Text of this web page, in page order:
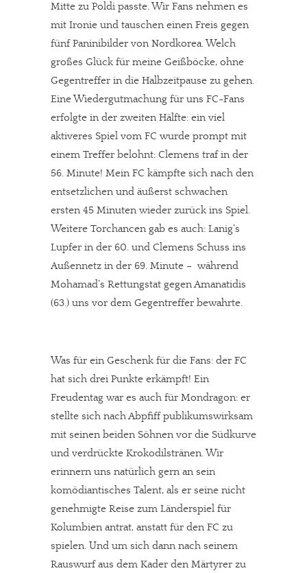
Mitte zu Poldi passte. Wir Fans nehmen es
mit Ironie und tauschen einen Freis gegen
fünf Paninibilder von Nordkorea. Welch
großes Glück für meine Geißböcke, ohne
Gegentreffer in die Halbzeitpause zu gehen.
Eine Wiedergutmachung für uns FC-Fans
erfolgte in der zweiten Hälfte: ein viel
aktiveres Spiel vom FC wurde prompt mit
einem Treffer belohnt: Clemens traf in der
56. Minute! Mein FC kämpfte sich nach den
entsetzlichen und äußerst schwachen
ersten 45 Minuten wieder zurück ins Spiel.
Weitere Torchancen gab es auch: Lanig’s
Lupfer in der 60. und Clemens Schuss ins
Außennetz in der 69. Minute – während
Mohamad’s Rettungstat gegen Amanatidis
(63.) uns vor dem Gegentreffer bewahrte.
Was für ein Geschenk für die Fans: der FC
hat sich drei Punkte erkämpft! Ein
Freudentag war es auch für Mondragon: er
stellte sich nach Abpfiff publikumswirksam
mit seinen beiden Söhnen vor die Südkurve
und verdrückte Krokodilstränen. Wir
erinnern uns natürlich gern an sein
komödiantisches Talent, als er seine nicht
genehmigte Reise zum Länderspiel für
Kolumbien antrat, anstatt für den FC zu
spielen. Und um sich dann nach seinem
Rauswurf aus dem Kader den Märtyrer zu